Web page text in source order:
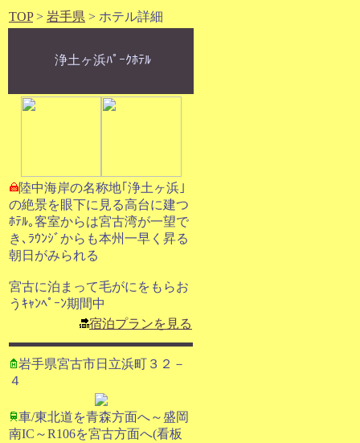
TOP> 岩手県 > ホテル詳細
浄土ヶ浜ﾊﾟｰｸﾎﾃﾙ
陸中海岸の名称地｢浄土ヶ浜｣
の絶景を眼下に見る高台に建つ
ﾎﾃﾙ｡客室からは宮古湾が一望で
き､ﾗｳﾝｼﾞからも本州一早く昇る
朝日がみられる
宮古に泊まって毛がにをもらお
うｷｬﾝﾍﾟｰﾝ期間中
宿泊プランを見る
岩手県宮古市日立浜町３２－
４
車/東北道を青森方面へ～盛岡
南IC～R106を宮古方面へ(看板